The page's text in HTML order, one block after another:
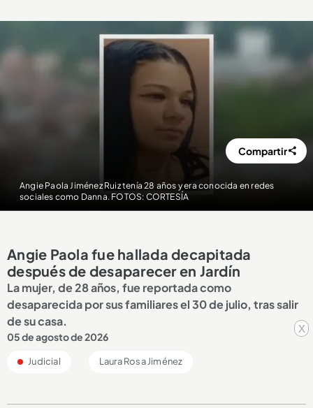
x
Angie Paola Jiménez Ruiz tenía 28 años y era conocida en redes
sociales como Danna. FOTOS: CORTESÍA
Compartir
Angie Paola fue hallada decapitada
después de desaparecer en Jardín
La mujer, de 28 años, fue reportada como
desaparecida por sus familiares el 30 de julio, tras salir
de su casa.
05 de agosto de 2026
Judicial Laura Rosa Jiménez